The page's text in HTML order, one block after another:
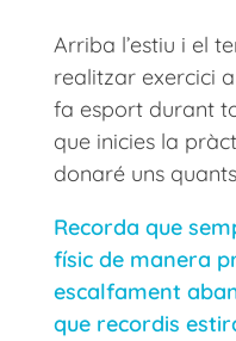
Arriba l’estiu i el
realitzar exercici
fa esport durant
que inicies la
donaré uns
Recorda que
físic de manera
escalfament
que recordis